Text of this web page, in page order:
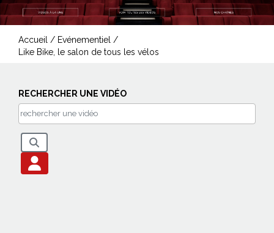
Accueil / Evénementiel /
Like Bike, le salon de tous les vélos
RECHERCHER UNE VIDÉO